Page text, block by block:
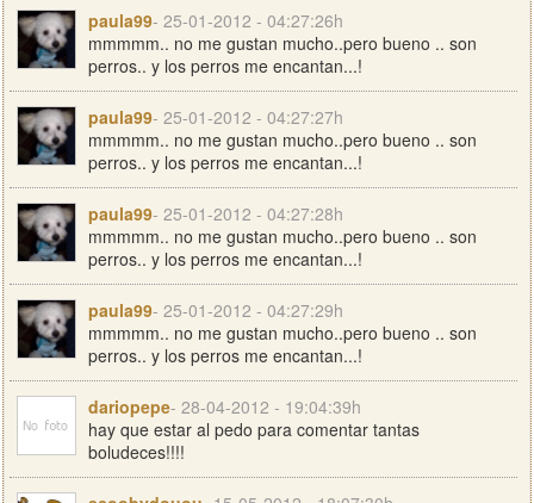
paula99- 25-01-2012 - 04:27:26h
mmmmm.. no me gustan mucho..pero bueno .. son
perros.. y los perros me encantan...!
paula99- 25-01-2012 - 04:27:27h
mmmmm.. no me gustan mucho..pero bueno .. son
perros.. y los perros me encantan...!
paula99- 25-01-2012 - 04:27:28h
mmmmm.. no me gustan mucho..pero bueno .. son
perros.. y los perros me encantan...!
paula99- 25-01-2012 - 04:27:29h
mmmmm.. no me gustan mucho..pero bueno .. son
perros.. y los perros me encantan...!
dariopepe- 28-04-2012 - 19:04:39h
hay que estar al pedo para comentar tantas
boludeces!!!!